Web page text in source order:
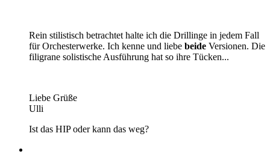
Rein stilistisch betrachtet halte ich die Drillinge in jedem Fall
für Orchesterwerke. Ich kenne und liebe beide Versionen. Die
filigrane solistische Ausführung hat so ihre Tücken...
Liebe Grüße
Ulli
Ist das HIP oder kann das weg?